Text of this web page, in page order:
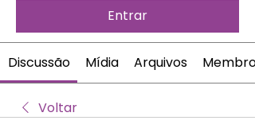
Entrar
Discussão Mídia Arquivos Membros
Voltar